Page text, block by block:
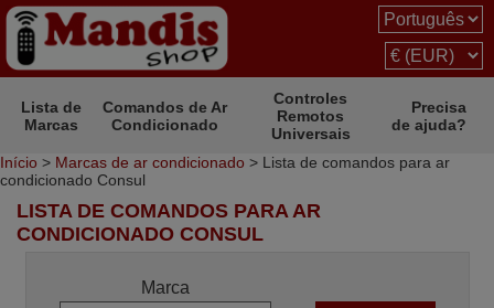
Lista de
Marcas
Comandos de Ar
Condicionado
Controles
Remotos
Universais
Precisa
de ajuda?
Início > Marcas de ar condicionado > Lista de comandos para ar
condicionado Consul
LISTA DE COMANDOS PARA AR
CONDICIONADO CONSUL
Marca